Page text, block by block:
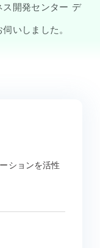
ス開発センター デ
いしました。
ションを活性